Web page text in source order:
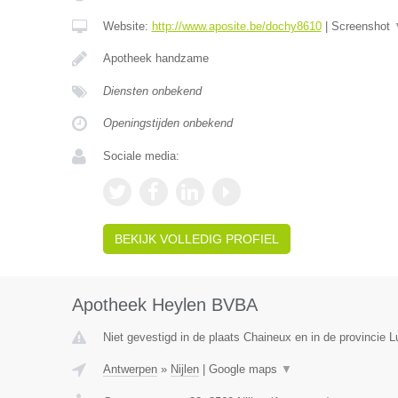
Website: http://www.aposite.be/dochy8610| Screenshot
Apotheek handzame
Diensten onbekend
Openingstijden onbekend
Sociale media:
BEKIJK VOLLEDIG PROFIEL
Apotheek Heylen BVBA
Niet gevestigd in de plaats Chaineux en in de provincie
Antwerpen» Nijlen| Google maps ▼